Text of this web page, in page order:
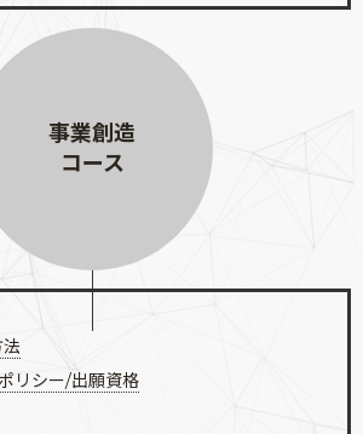
事業創造
コース
リシー/出願資格